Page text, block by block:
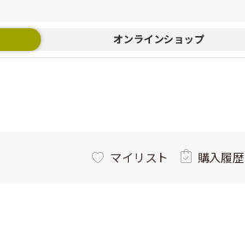
オンラインショップ
マイリスト 購入履歴